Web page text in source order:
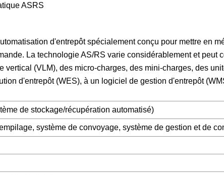
ASRS
d'entrepôt spécialement conçu pour mettre en
La technologie AS/RS varie considérablement et peut
(VLM), des micro-charges, des mini-charges, des
d'entrepôt (WES), à un logiciel de gestion d'entrepôt
de stockage/récupération automatisé)
système de convoyage, système de gestion et de